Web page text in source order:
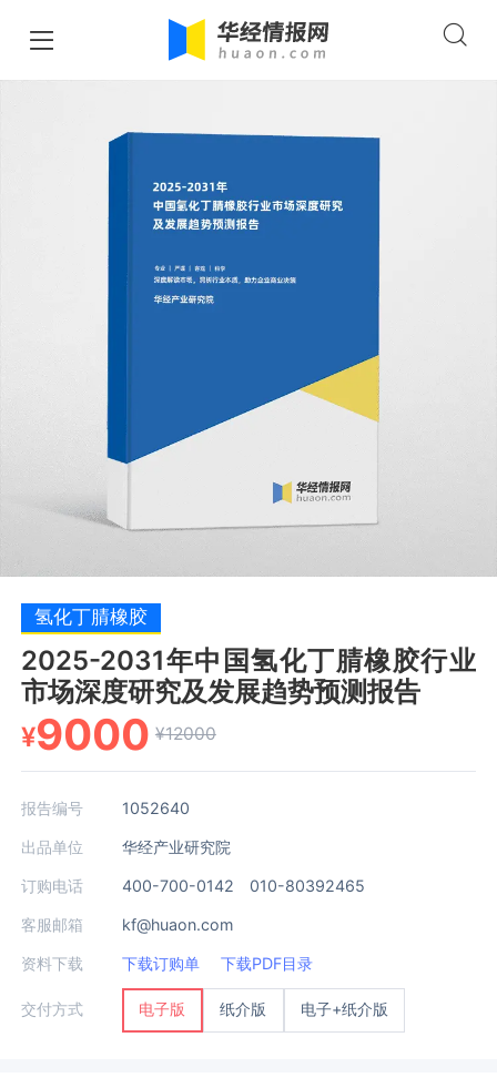
氢化丁腈橡胶
2025-2031年中国氢化丁腈橡胶行业
市场深度研究及发展趋势预测报告
¥9000 ¥12000
报告编号 1052640
出品单位 华经产业研究院
订购电话 400-700-0142 010-80392465
客服邮箱 kf@huaon.com
资料下载 下载订购单 下载PDF目录
交付方式 电子版 纸介版 电子+纸介版